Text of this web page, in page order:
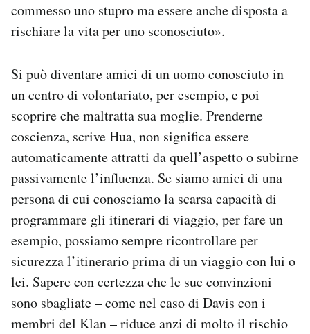
commesso uno stupro ma essere anche disposta a
rischiare la vita per uno sconosciuto».
Si può diventare amici di un uomo conosciuto in
un centro di volontariato, per esempio, e poi
scoprire che maltratta sua moglie. Prenderne
coscienza, scrive Hua, non significa essere
automaticamente attratti da quell’aspetto o subirne
passivamente l’influenza. Se siamo amici di una
persona di cui conosciamo la scarsa capacità di
programmare gli itinerari di viaggio, per fare un
esempio, possiamo sempre ricontrollare per
sicurezza l’itinerario prima di un viaggio con lui o
lei. Sapere con certezza che le sue convinzioni
sono sbagliate – come nel caso di Davis con i
membri del Klan – riduce anzi di molto il rischio